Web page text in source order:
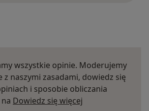
wszystkie opinie. Moderujemy
z naszymi zasadami, dowiedz się
i sposobie obliczania
Dowiedz się więcej